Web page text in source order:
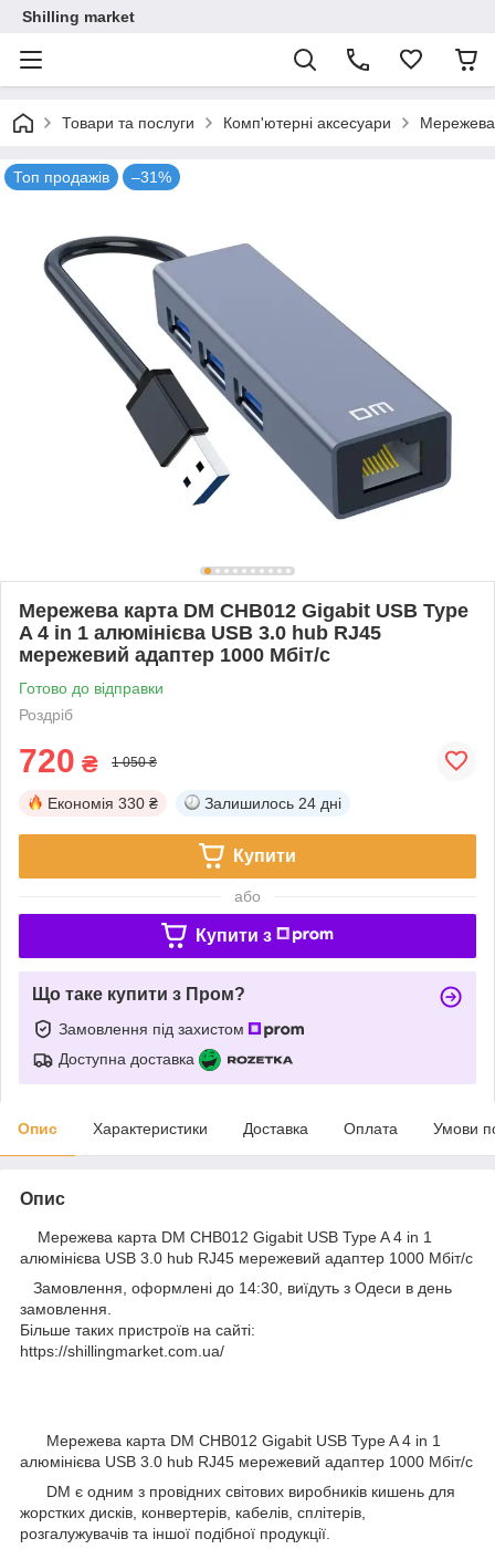
Shilling market
Товари та послуги Комп'ютерні аксесуари Мережева
Топ продажів –31%
Мережева карта DM CHB012 Gigabit USB Type
A 4 in 1 алюмінієва USB 3.0 hub RJ45
мережевий адаптер 1000 Мбіт/с
Готово до відправки
Роздріб
720 ₴ 1 050 ₴
Економія 330 ₴ Залишилось 24 дні
Купити
або
Купити з
Що таке купити з Пром?
Замовлення під захистом
Доступна доставка
Опис Характеристики Доставка Оплата Умови
Опис
Мережева карта DM CHB012 Gigabit USB Type A 4 in 1
алюмінієва USB 3.0 hub RJ45 мережевий адаптер 1000 Мбіт/с
Замовлення, оформлені до 14:30, виїдуть з Одеси в день
замовлення.
Більше таких пристроїв на сайті:
https://shillingmarket.com.ua/
Мережева карта DM CHB012 Gigabit USB Type A 4 in 1
алюмінієва USB 3.0 hub RJ45 мережевий адаптер 1000 Мбіт/с
DM є одним з провідних світових виробників кишень для
жорстких дисків, конвертерів, кабелів, сплітерів,
розгалужувачів та іншої подібної продукції.